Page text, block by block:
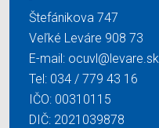
Štefánikova 747
Veľké Leváre 908 73
E-mail: ocuvl@levare.sk
Tel: 034 / 779 43 16
IČO: 00310115
DIČ: 2021039878